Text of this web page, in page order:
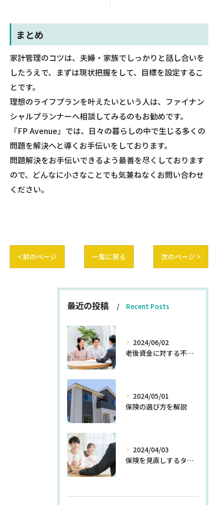
まとめ
家計管理のコツは、夫婦・家族でしっかりと話し合いを
したうえで、まずは現状把握をして、目標を設定するこ
とです。
理想のライフプランを叶えたいという人は、ファイナン
シャルプランナーへ相談してみるのもお勧めです。
『FP Avenue』では、日々の暮らしの中で生じる多くの
問題を解決へと導くお手伝いをしております。
問題解決をお手伝いできるよう最善を尽くしております
ので、どんなに小さなことでも気兼ねなくお問い合わせ
ください。
< 前のページ 一覧に戻る 次のページ >
最近の投稿 Recent Posts
2024/06/02
老後資金に対する不安を解消する方法
2024/05/01
保険の選び方を解説
2024/04/03
保険を見直しするタイミングとは